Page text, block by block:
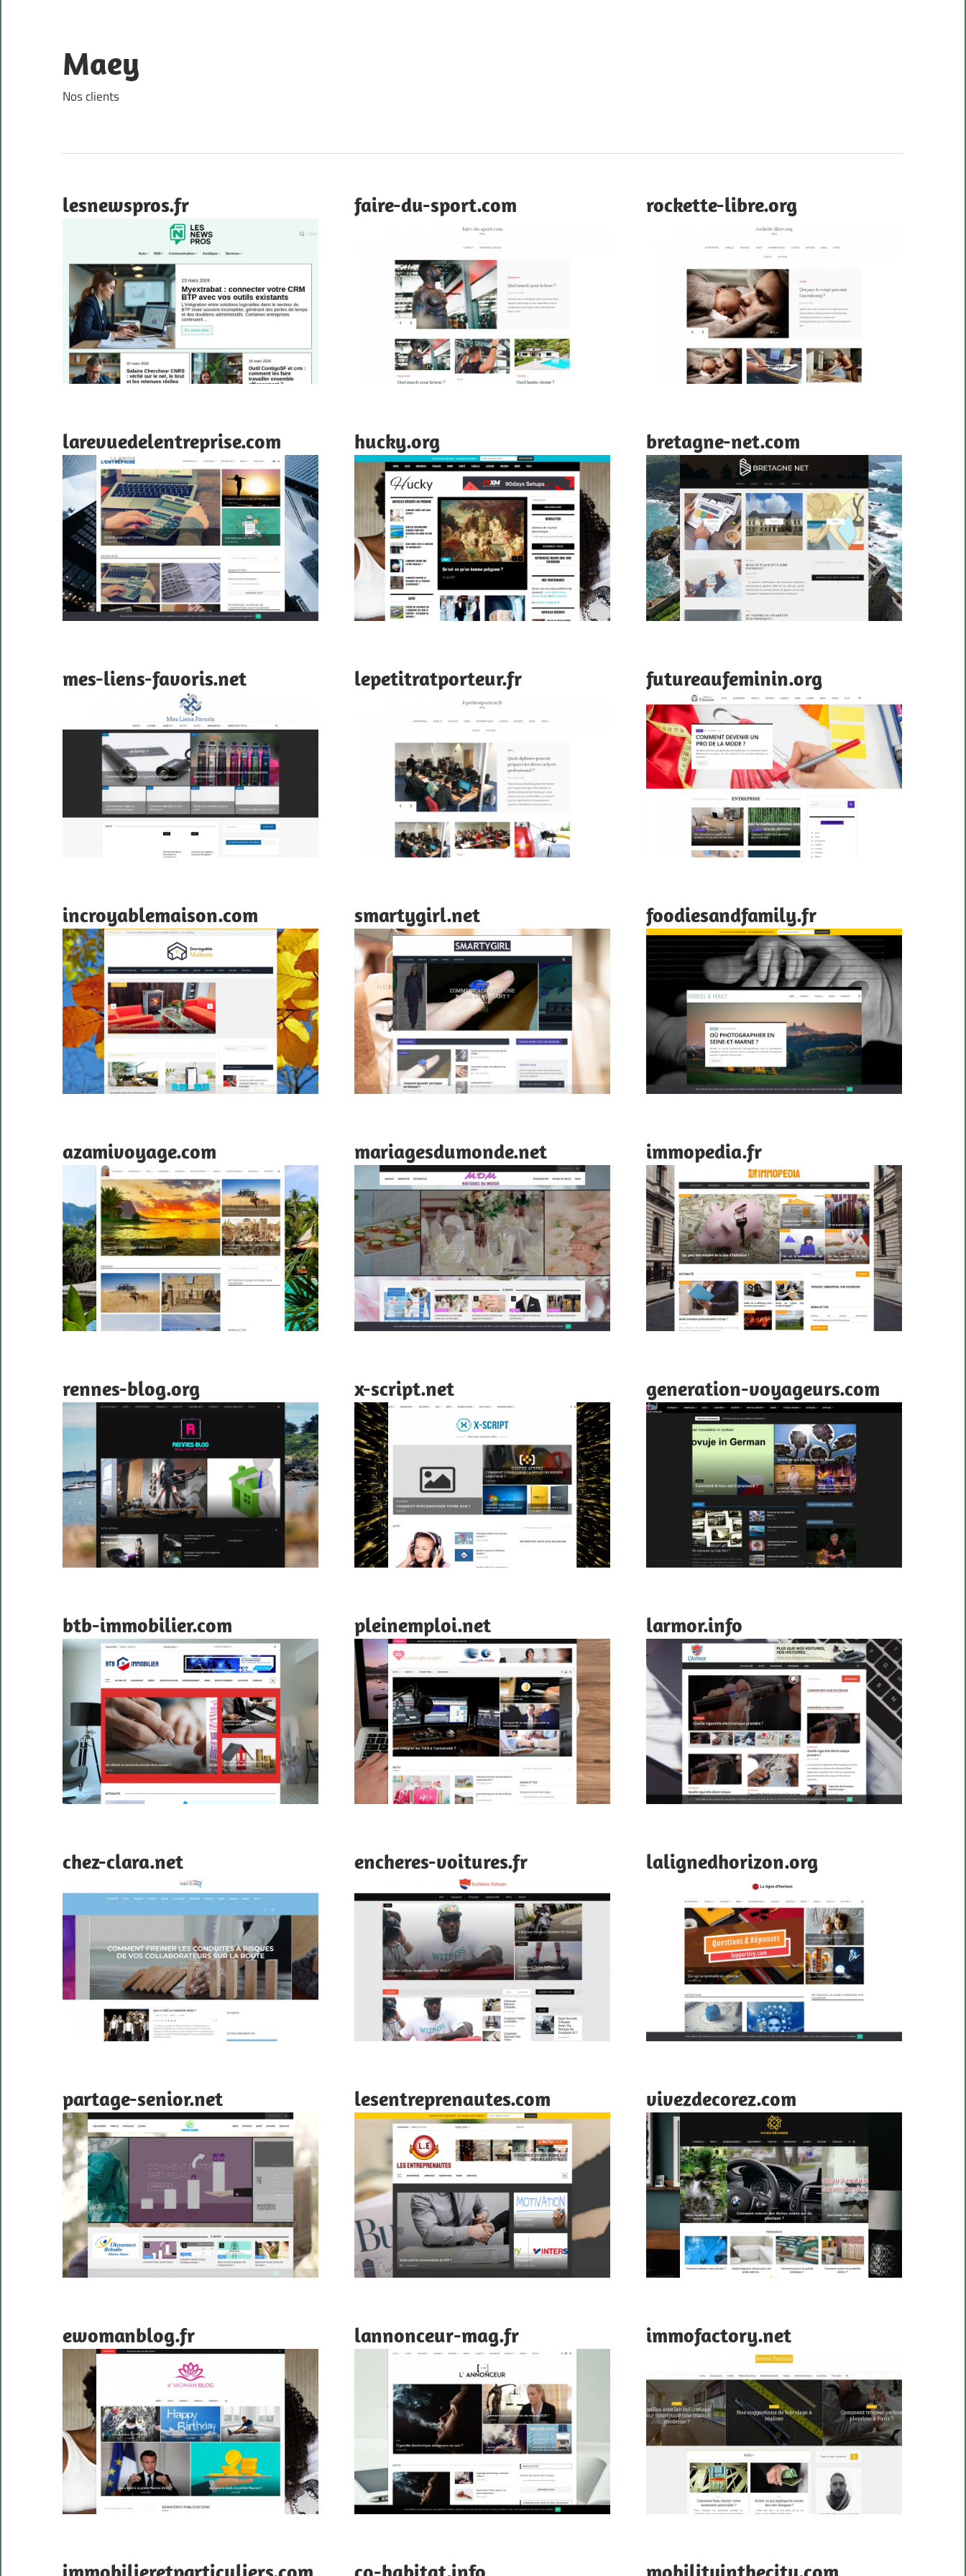
content
Maey
Nos clients
lesnewspros.fr faire-du-sport.com rockette-libre.org
larevuedelentreprise.com hucky.org bretagne-net.com
mes-liens-favoris.net lepetitratporteur.fr futureaufeminin.org
incroyablemaison.com smartygirl.net foodiesandfamily.fr
azamivoyage.com mariagesdumonde.net immopedia.fr
rennes-blog.org x-script.net generation-voyageurs.com
btb-immobilier.com pleinemploi.net larmor.info
chez-clara.net encheres-voitures.fr lalignedhorizon.org
partage-senior.net lesentreprenautes.com vivezdecorez.com
ewomanblog.fr lannonceur-mag.fr immofactory.net